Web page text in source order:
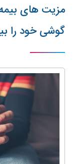
مزیت های
گوشی خود را